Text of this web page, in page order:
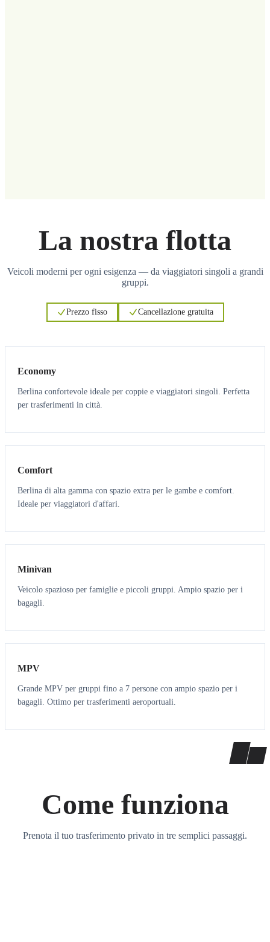
La nostra flotta
Veicoli moderni per ogni esigenza — da viaggiatori singoli a grandi
gruppi.
Prezzo fisso Cancellazione gratuita
Economy
Berlina confortevole ideale per coppie e viaggiatori singoli. Perfetta
per trasferimenti in città.
3 3
Comfort
Berlina di alta gamma con spazio extra per le gambe e comfort.
Ideale per viaggiatori d'affari.
6 5
Minivan
Veicolo spazioso per famiglie e piccoli gruppi. Ampio spazio per i
bagagli.
7 7
MPV
Grande MPV per gruppi fino a 7 persone con ampio spazio per i
bagagli. Ottimo per trasferimenti aeroportuali.
Come funziona
Prenota il tuo trasferimento privato in tre semplici passaggi.